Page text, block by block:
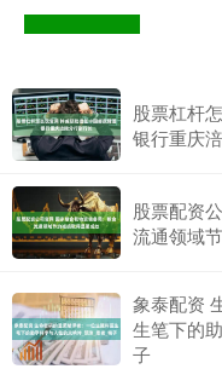
股票杠杆
银行重庆
股票配资
流通领域
象泰配资
生笔下的
子